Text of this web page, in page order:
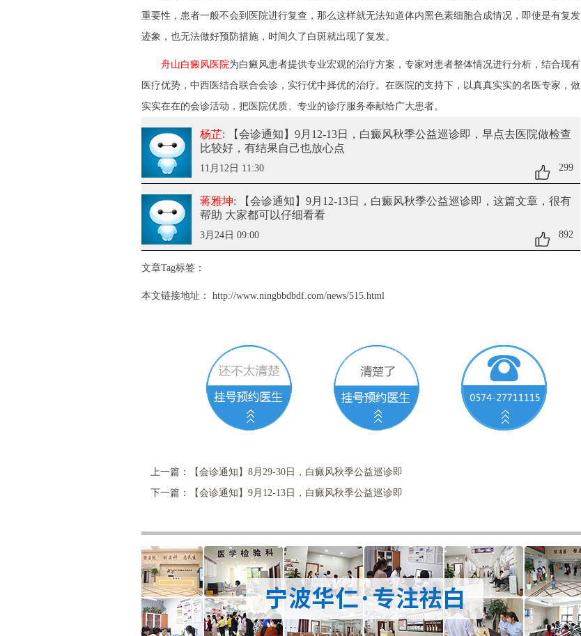
重要性，患者一般不会到医院进行复查，那么这样就无法知道体内黑色素细胞合成情况，即使是有复发
迹象，也无法做好预防措施，时间久了白斑就出现了复发。
舟山白癜风医院为白癜风患者提供专业宏观的治疗方案，专家对患者整体情况进行分析，结合现有
医疗优势，中西医结合联合会诊，实行优中择优的治疗。在医院的支持下，以真真实实的名医专家，做
实实在在的会诊活动，把医院优质、专业的诊疗服务奉献给广大患者。
杨芷 : 【会诊通知】9月12-13日，白癜风秋季公益巡诊即 ，早点去医院做检查
比较好，有结果自己也放心点
11月12日 11:30 299
蒋雅坤 : 【会诊通知】9月12-13日，白癜风秋季公益巡诊即 ，这篇文章，很有
帮助 大家都可以仔细看看
3月24日 09:00 892
文章Tag标签：
本文链接地址： http://www.ningbbdbdf.com/news/515.html
上一篇：
【会诊通知】8月29-30日，白癜风秋季公益巡诊即
下一篇：
【会诊通知】9月12-13日，白癜风秋季公益巡诊即